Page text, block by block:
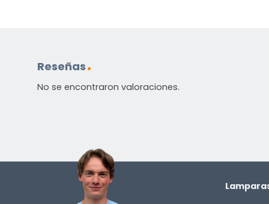
Reseñas
No se encontraron valoraciones.